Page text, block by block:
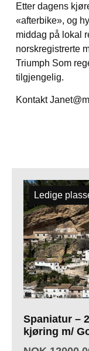
Etter dagens
«afterbike», og
middag på lokal
norskregistrerte
Triumph Som
tilgjengelig.
Kontakt
Alle
Spaniatur –
kjøring m/
Ledige